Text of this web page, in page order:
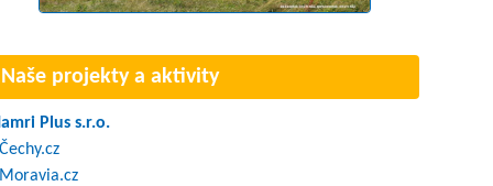
Naše projekty a aktivity
Plus s.r.o.